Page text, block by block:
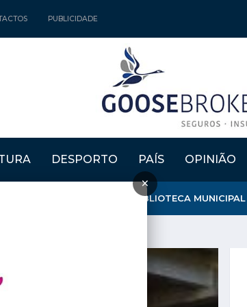
PUBLICIDADE
DESPORTO PAÍS OPINIÃO
×
MENÇÃO HONROSA À BIBLIOTECA